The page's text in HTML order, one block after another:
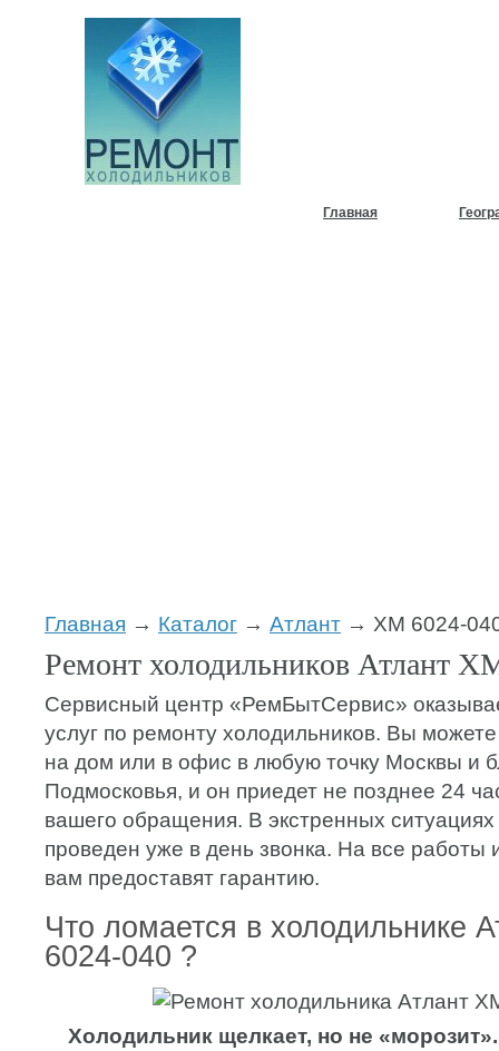
Главная
Главная → Каталог → Атлант → ХМ 6024-
Ремонт холодильников Атлант
Сервисный центр «РемБытСервис»
услуг по ремонту холодильников. Вы
на дом или в офис в любую точку Москвы и
Подмосковья, и он приедет не позднее 24
вашего обращения. В экстренных
проведен уже в день звонка. На все работы
вам предоставят гарантию.
Что ломается в холодильнике
6024-040 ?
Холодильник щелкает, но не «морозит».